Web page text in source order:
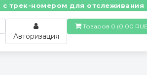
номером для отслеживания!
Авторизация
Товаров 0